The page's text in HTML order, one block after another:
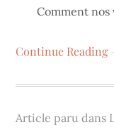
Comment
Continue Reading
Article paru dans